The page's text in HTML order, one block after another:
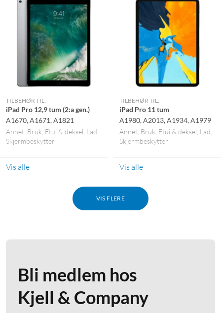
TILBEHØR TIL:
iPad Pro 12,9 tum (2:a gen.)
A1670, A1671, A1821
Annet Bruk Etui & deksel Lad
Skjermbeskytter
Vis alle
TILBEHØR TIL:
iPad Pro 11 tum
A1980, A2013, A1934, A1979
Annet Bruk Etui & deksel Lad
Skjermbeskytter
Vis alle
VIS FLERE
Bli medlem hos
Kjell & Company